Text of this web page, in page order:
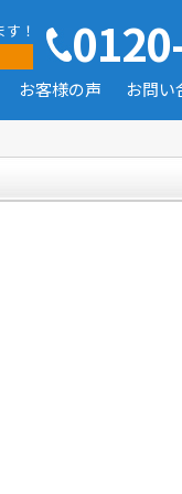
！
お客様の声 お問い